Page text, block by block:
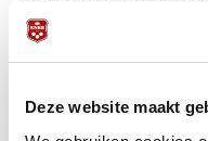
Deze website maakt
Biljartacademie Micha
degradatie gewoon
Niessen, Wiel van